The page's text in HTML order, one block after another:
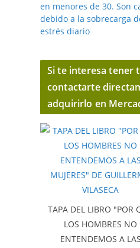
en menores de 30. Son
debido a la sobrecarga
estrés diario
Si te interesa tener
contactarte
adquirirlo en
TAPA DEL LIBRO "POR
LOS HOMBRES NO
ENTENDEMOS A LAS